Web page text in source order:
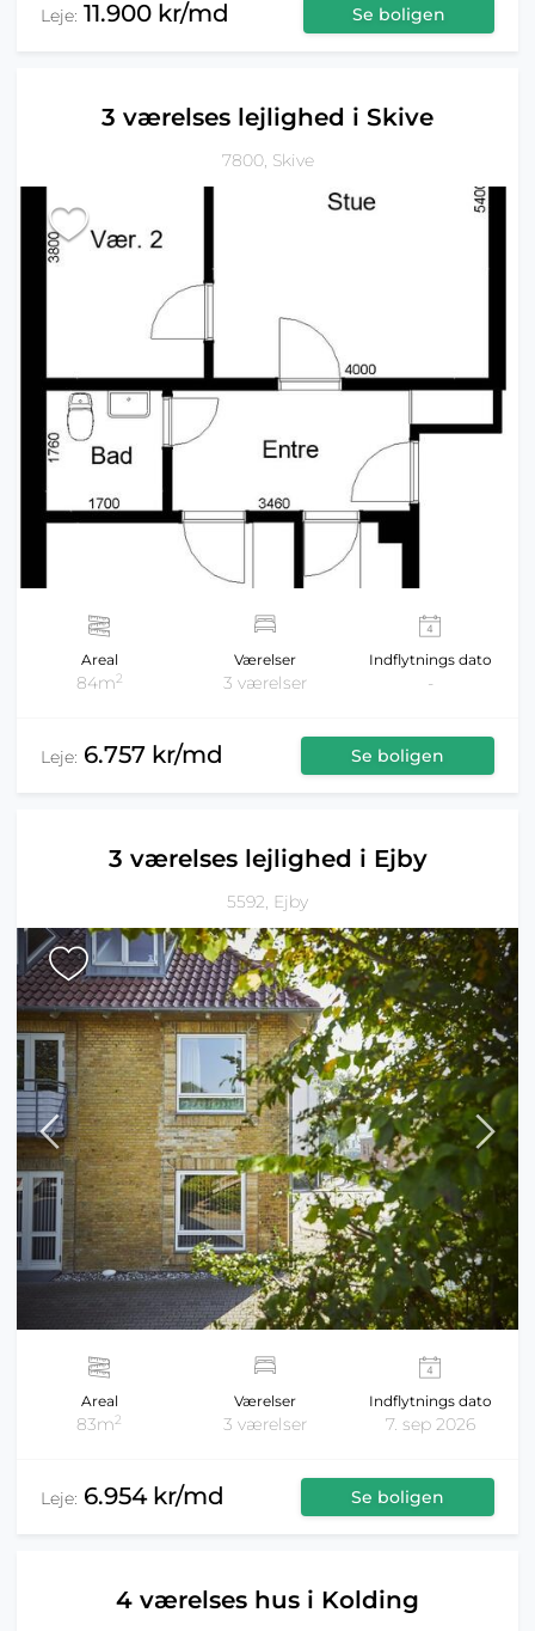
Leje: 11.900 kr/md Se boligen
3 værelses lejlighed i Skive
7800, Skive
Areal
84m2
Værelser
3 værelser
Indflytnings dato
-
Leje: 6.757 kr/md Se boligen
3 værelses lejlighed i Ejby
5592, Ejby
Areal
83m2
Værelser
3 værelser
Indflytnings dato
7. sep 2026
Leje: 6.954 kr/md Se boligen
4 værelses hus i Kolding